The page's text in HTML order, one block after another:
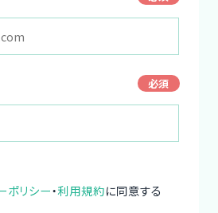
ポリシー・利用規約に同意する